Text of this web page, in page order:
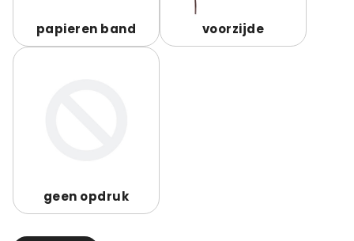
papieren band voorzijde
geen opdruk